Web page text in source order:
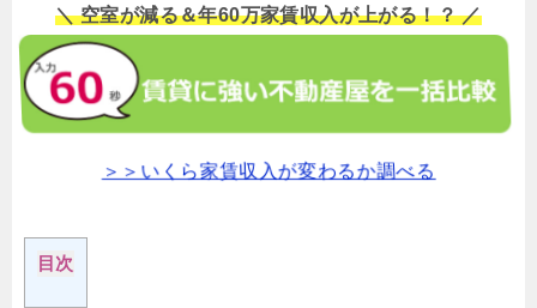
＼ 空室が減る＆年60万家賃収入が上がる！？ ／
＞＞いくら家賃収入が変わるか調べる
目次